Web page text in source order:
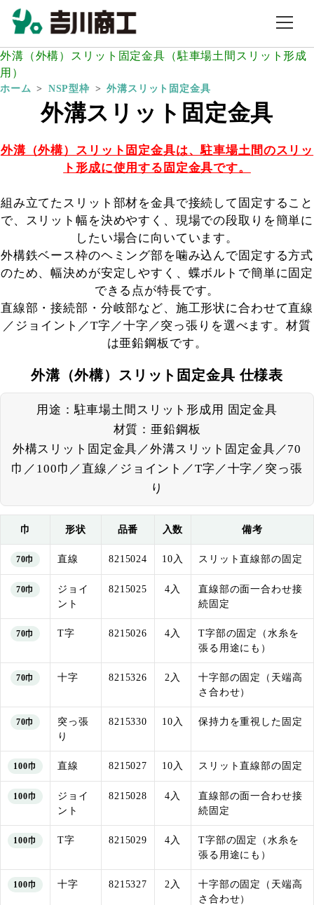
外溝（外構）スリット固定金具（駐車場土間スリット形成
用）
ホーム NSP型枠 外溝スリット固定金具
外溝スリット固定金具
外溝（外構）スリット固定金具は、駐車場土間のスリッ
ト形成に使用する固定金具です。
組み立てたスリット部材を金具で接続して固定すること
で、スリット幅を決めやすく、現場での段取りを簡単に
したい場合に向いています。
外構鉄ベース枠のヘミング部を噛み込んで固定する方式
のため、幅決めが安定しやすく、蝶ボルトで簡単に固定
できる点が特長です。
直線部・接続部・分岐部など、施工形状に合わせて直線
／ジョイント／T字／十字／突っ張りを選べます。材質
は亜鉛鋼板です。
外溝（外構）スリット固定金具 仕様表
用途：駐車場土間スリット形成用 固定金具
材質：亜鉛鋼板
外構スリット固定金具／外溝スリット固定金具／70
巾／100巾／直線／ジョイント／T字／十字／突っ張
り
巾 形状 品番 入数 備考
70巾 直線 8215024 10入 スリット直線部の固定
70巾
ジョイ
ント
8215025 4入
直線部の面一合わせ接
続固定
70巾 T字 8215026 4入
T字部の固定（水糸を
張る用途にも）
70巾 十字 8215326 2入
十字部の固定（天端高
さ合わせ）
70巾
突っ張
り
8215330 10入 保持力を重視した固定
100巾 直線 8215027 10入 スリット直線部の固定
100巾
ジョイ
ント
8215028 4入
直線部の面一合わせ接
続固定
100巾 T字 8215029 4入
T字部の固定（水糸を
張る用途にも）
100巾 十字 8215327 2入
十字部の固定（天端高
さ合わせ）